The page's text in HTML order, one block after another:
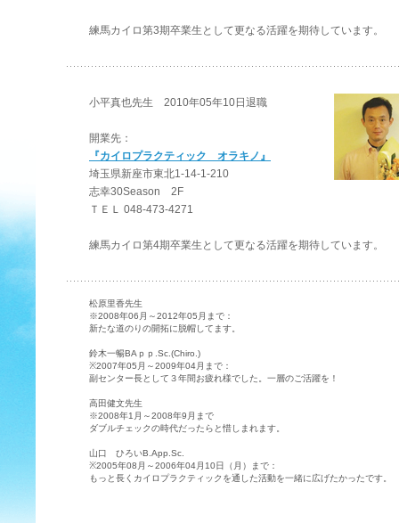
練馬カイロ第3期卒業生として更なる活躍を期待しています。
小平真也先生 2010年05年10日退職
開業先：
『カイロプラクティック オラキノ』
埼玉県新座市東北1-14-1-210
志幸30Season 2F
ＴＥＬ 048-473-4271
練馬カイロ第4期卒業生として更なる活躍を期待しています。
松原里香先生
※2008年06月～2012年05月まで：
新たな道のりの開拓に脱帽してます。
鈴木一暢BAｐｐ.Sc.(Chiro.)
※2007年05月～2009年04月まで：
副センター長として３年間お疲れ様でした。一層のご活躍を！
高田健文先生
※2008年1月～2008年9月まで
ダブルチェックの時代だったらと惜しまれます。
山口 ひろいB.App.Sc.
※2005年08月～2006年04月10日（月）まで：
もっと長くカイロプラクティックを通した活動を一緒に広げたかったです。